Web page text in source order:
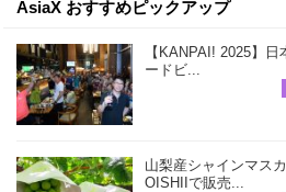
AsiaX おすすめピックアップ
【KANPAI! 2025】日
ードビ...
山梨産シャインマスカ
OISHIIで販売...